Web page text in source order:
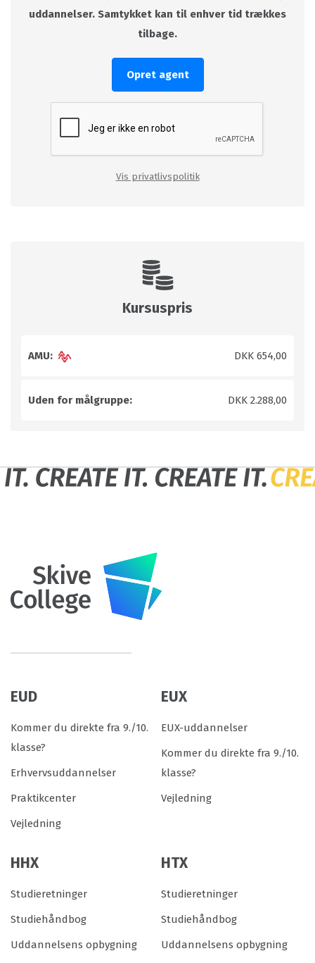
uddannelser. Samtykket kan til enhver tid trækkes
tilbage.
Opret agent
Vis privatlivspolitik
Kursuspris
AMU: DKK 654,00
Uden for målgruppe: DKK 2.288,00
EUD
Kommer du direkte fra 9./10.
klasse?
Erhvervsuddannelser
Praktikcenter
Vejledning
EUX
EUX-uddannelser
Kommer du direkte fra 9./10.
klasse?
Vejledning
HHX
Studieretninger
Studiehåndbog
Uddannelsens opbygning
HTX
Studieretninger
Studiehåndbog
Uddannelsens opbygning